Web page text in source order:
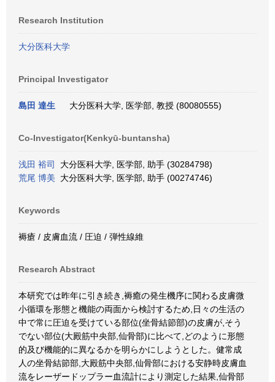
Research Institution
大分医科大学
Principal Investigator
島田 達生 大分医科大学, 医学部, 教授 (80080555)
Co-Investigator(Kenkyū-buntansha)
浅田 裕司
大分医科大学, 医学部, 助手 (30284798)
荒尾 博美 大分医科大学, 医学部, 助手 (00274746)
Keywords
褥瘡 / 皮膚血流 / 圧迫 / 弾性線維
Research Abstract
本研究では昨年に引き続き,褥癒の発生機序に関わる皮膚微
小循環を形態と機能の両面から検討するため,日々の生活の
中で常に圧迫を受けている部位(坐骨結節部)の皮膚が,そう
でない部位(大殿筋中央部,仙骨部)に比べて,どのように形態
的及び機能的に異なるかを明らかにしようとした。健常成
人の坐骨結節部,大殿筋中央部,仙骨部における安静時皮膚血
流をレーザードップラー血流計により測定した結果,仙骨部